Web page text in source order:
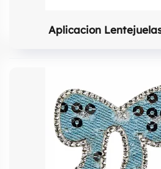
Aplicacion